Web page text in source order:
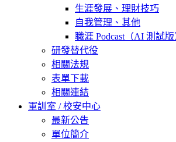
生涯發展、理財技巧
自我管理、其他
職涯 Podcast（AI 測試版
研發替代役
相關法規
表單下載
相關連結
軍訓室 / 校安中心
最新公告
單位簡介